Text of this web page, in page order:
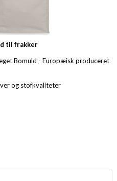
til frakker
Bomuld - Europæisk produceret
og stofkvaliteter